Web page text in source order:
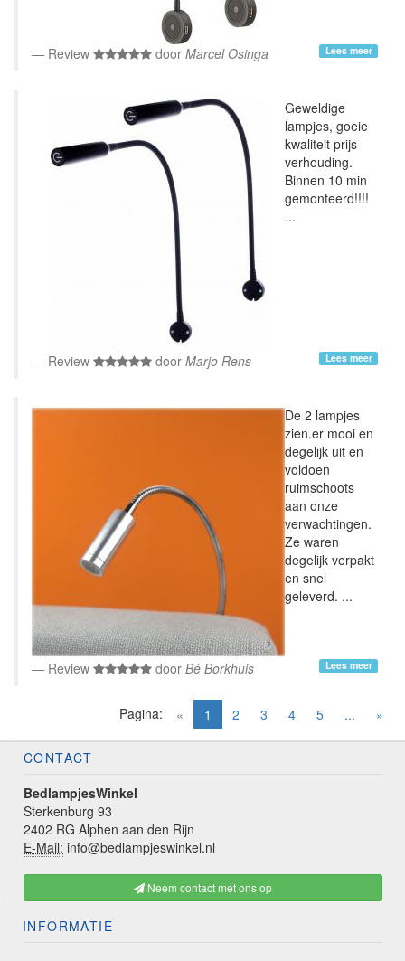
Review door Marcel Osinga Lees meer
Geweldige
lampjes, goeie
kwaliteit prijs
verhouding.
Binnen 10 min
gemonteerd!!!!
...
Review door Marjo Rens Lees meer
De 2 lampjes
zien.er mooi en
degelijk uit en
voldoen
ruimschoots
aan onze
verwachtingen.
Ze waren
degelijk verpakt
en snel
geleverd. ...
Review door Bé Borkhuis Lees meer
« 1 (current)
2 3 4 5 ... »
Pagina:
CONTACT
BedlampjesWinkel
Sterkenburg 93
2402 RG Alphen aan den Rijn
E-Mail: info@bedlampjeswinkel.nl
Neem contact met ons op
INFORMATIE